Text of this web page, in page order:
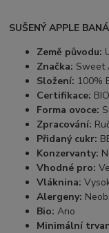
SUŠENÝ APPLE
Země původu:
Značka: Sweet
Složení: 100%
Certifikace:
Forma ovoce:
Zpracování:
Přidaný cukr:
Konzervanty:
Vhodné pro:
Vláknina:
Alergeny:
Bio:Ano
Minimální